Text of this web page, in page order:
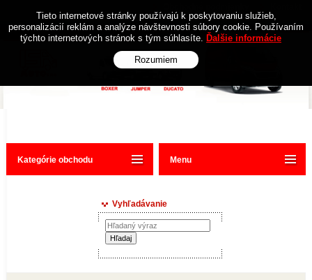
Kategórie obchodu
Vyhľadávanie
Menu
Tieto internetové stránky používajú k poskytovaniu služieb,
personalizácií reklám a analýze návštevnosti súbory cookie. Používaním
týchto internetových stránok s tým súhlasíte. Ďalšie informácie
Rozumiem